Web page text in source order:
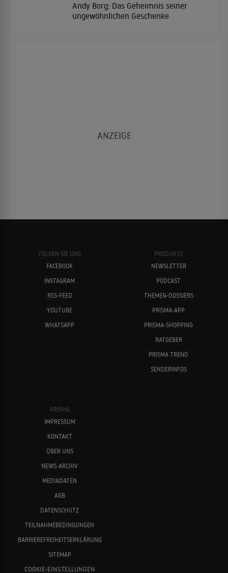
Andy Borg: Das Geheimnis seiner
ungewöhnlichen Geschenke
FOLGEN SIE UNS
FACEBOOK
INSTAGRAM
RSS-FEED
YOUTUBE
WHATSAPP
PRODUKTE
NEWSLETTER
PODCAST
THEMEN-DOSSIERS
PRISMA-APP
PRISMA-SHOPPING
RATGEBER
PRISMA TREND
SENDERINFOS
PRISMA
IMPRESSUM
KONTAKT
ÜBER UNS
NEWS-ARCHIV
MEDIADATEN
AGB
DATENSCHUTZ
TEILNAHMEBEDINGUNGEN
BARRIEREFREIHEITSERKLÄRUNG
SITEMAP
COOKIE-EINSTELLUNGEN